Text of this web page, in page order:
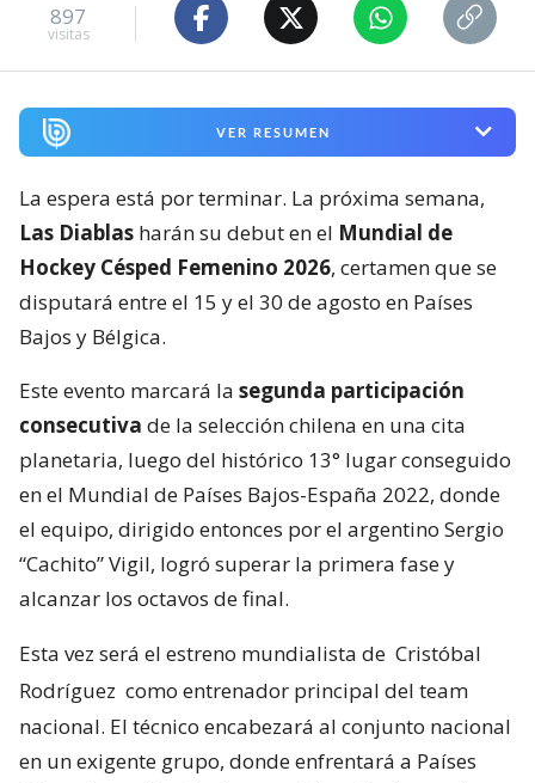
897
visitas
VER RESUMEN
La espera está por terminar. La próxima semana,
Las Diablas harán su debut en el Mundial de
Hockey Césped Femenino 2026, certamen que se
disputará entre el 15 y el 30 de agosto en Países
Bajos y Bélgica.
Este evento marcará la segunda participación
consecutiva de la selección chilena en una cita
planetaria, luego del histórico 13° lugar conseguido
en el Mundial de Países Bajos-España 2022, donde
el equipo, dirigido entonces por el argentino Sergio
“Cachito” Vigil, logró superar la primera fase y
alcanzar los octavos de final.
Esta vez será el estreno mundialista de Cristóbal
Rodríguez como entrenador principal del team
nacional. El técnico encabezará al conjunto nacional
en un exigente grupo, donde enfrentará a Países